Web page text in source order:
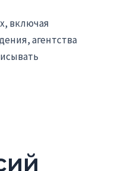
включая
агентства